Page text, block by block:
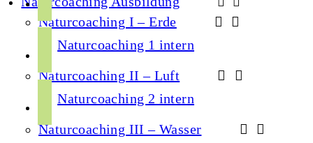
Naturcoaching I – Erde
Naturcoaching 1 intern
Naturcoaching II – Luft
Naturcoaching 2 intern
Naturcoaching III – Wasser
b
o
k
n
s
g
a
u
b
o